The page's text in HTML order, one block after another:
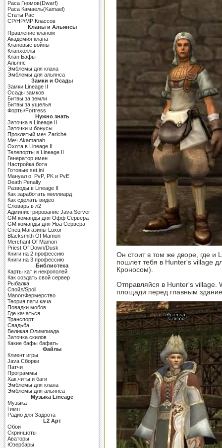
Раса Гномов(Dwarf)
Раса Камаель(Kamael)
Cтаты Рас
CP/HP/MP Классов
Кланы и Альянсы
Правление кланом
Академия клана
Клановые войны
Кланхоллы
Клан Бафы
Альянс
Эмблемы для клана
Эмблемы для альянса
Замки и Осады
Замки Lineage II
Осады замков
Битвы за земли
Битвы за ущелья
Форты/Fortress
Нужно знать
Заточка в Lineage II
Заточки и бонусы
Проклятый меч Zariche
Меч Akamanah
Охота в Lineage II
Телепорты в Lineage II
Генератор имен
Настройка бота
Готовые set.ini
Мануал о: PvP, PK и PvE
Death Penalty
Разводы в Lineage II
Как заработать миллиард
Как сделать видео
Словарь в л2
Администрирование Java Server
GM команды для Офф Сервера
GM команды для Ява Сервера
Cпец Магазины Luxor
Blacksmith Of Mamon
Merchant Of Mamon
Priest Of Down/Dusk
Книги на 2 профессию
Книги на 3 профессию
Библиотека
Карты кат и некрополей
Как создать свой сервер
Рыбалка
Спойл/Spoil
Manor/Фермерство
Теория пати кача
Повадки мобов
Где качаться
Транспорт
Свадьба
Великая Олимпиада
Заточка скилов
Какие бафы бафать
Файлы
Клиент игры
Java Сборки
Патчи
Программы
Хак,читы и баги
Эмблемы для клана
Эмблемы для альянса
Музыка Lineage
Музыка
Гимн
Радио для Задрота
L2 Арт
Обои
Скриншоты
Аваторы
Юзербары
Он стоит в том же дворе, где и
пошлет тебя в Hunter's village
Кроносом).
Отправляйся в Hunter's village.
площади перед главным